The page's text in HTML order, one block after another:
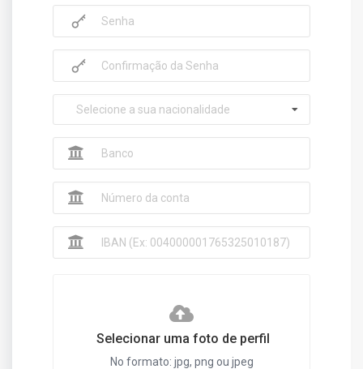
Selecione a sua nacionalidade
Selecionar uma foto de perfil
No formato: jpg, png ou jpeg